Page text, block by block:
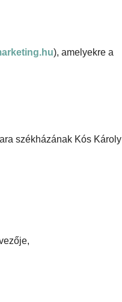
), amelyekre a
székházának Kós Károly